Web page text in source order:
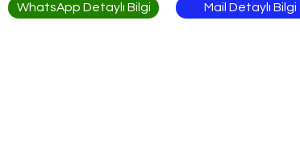
WhatsApp Detaylı Bilgi Mail Detaylı Bilgi